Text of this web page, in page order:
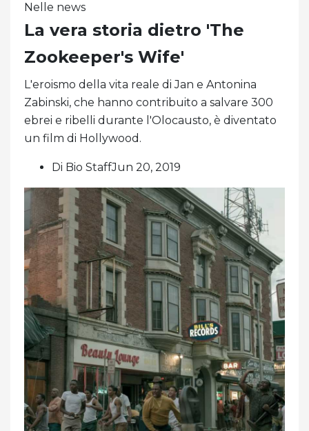
Nelle news
La vera storia dietro 'The
Zookeeper's Wife'
L'eroismo della vita reale di Jan e Antonina
Zabinski, che hanno contribuito a salvare 300
ebrei e ribelli durante l'Olocausto, è diventato
un film di Hollywood.
Di Bio StaffJun 20, 2019